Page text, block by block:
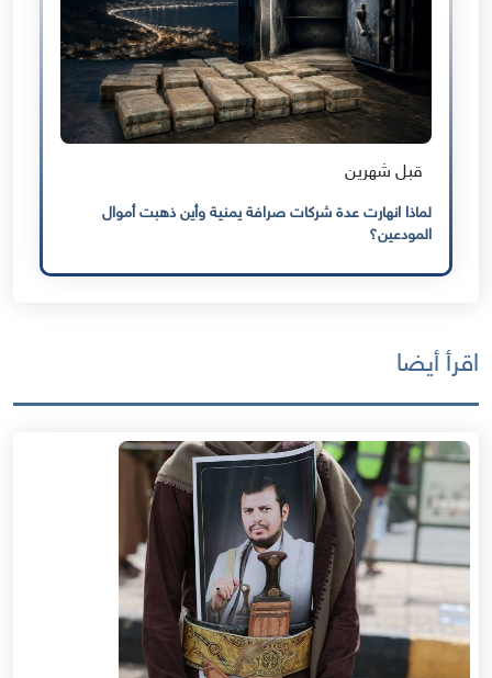
قبل شهرين
لماذا انهارت عدة شركات صرافة يمنية وأين ذهبت أموال
المودعين؟
اقرأ أيضا